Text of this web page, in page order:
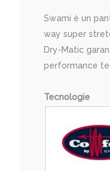
Swami è un
way super
Dry-Matic
performance
Tecnologie